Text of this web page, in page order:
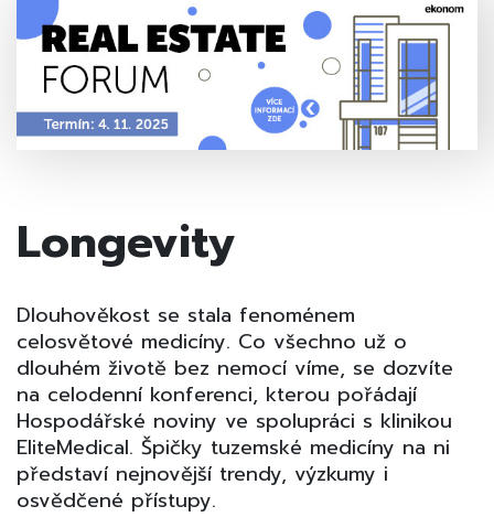
Longevity
Dlouhověkost se stala fenoménem
celosvětové medicíny. Co všechno už o
dlouhém životě bez nemocí víme, se dozvíte
na celodenní konferenci, kterou pořádají
Hospodářské noviny ve spolupráci s klinikou
EliteMedical. Špičky tuzemské medicíny na ni
představí nejnovější trendy, výzkumy i
osvědčené přístupy.